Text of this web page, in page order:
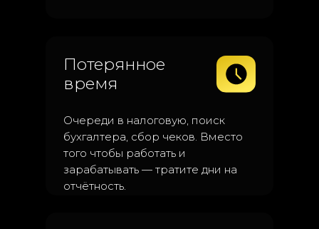
Очереди в налоговую, поиск
бухгалтера, сбор чеков. Вместо
того чтобы работать и
зарабатывать — тратите дни на
отчётность.
Потерянное
время